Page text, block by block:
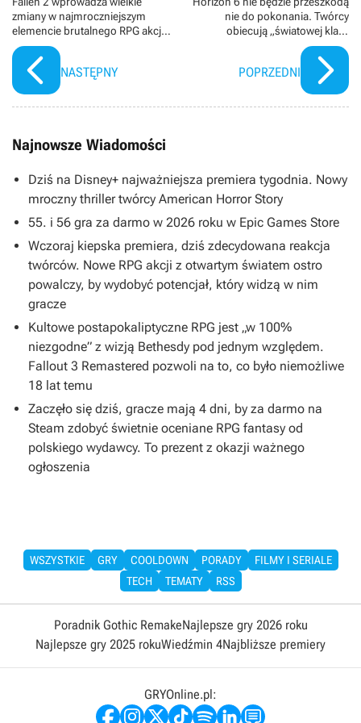
zmiany w najmroczniejszym
elemencie brutalnego RPG akcji.
To „otwarta rana, która kipi nowo
odkrytym głodem”
NASTĘPNY
nie do pokonania. Twórcy
obiecują „światowej klasy
wrażenia”, ujawniając
wymagania sprzętowe
POPRZEDNI
Najnowsze Wiadomości
Dziś na Disney+ najważniejsza premiera tygodnia. Nowy
mroczny thriller twórcy American Horror Story
55. i 56 gra za darmo w 2026 roku w Epic Games Store
Wczoraj kiepska premiera, dziś zdecydowana reakcja
twórców. Nowe RPG akcji z otwartym światem ostro
powalczy, by wydobyć potencjał, który widzą w nim
gracze
Kultowe postapokaliptyczne RPG jest „w 100%
niezgodne” z wizją Bethesdy pod jednym względem.
Fallout 3 Remastered pozwoli na to, co było niemożliwe
18 lat temu
Zaczęło się dziś, gracze mają 4 dni, by za darmo na
Steam zdobyć świetnie oceniane RPG fantasy od
polskiego wydawcy. To prezent z okazji ważnego
ogłoszenia
WSZYSTKIE GRY COOLDOWN PORADY
FILMY I SERIALE
TECH
TEMATY RSS
Poradnik Gothic RemakeNajlepsze gry 2026 roku
Najlepsze gry 2025 rokuWiedźmin 4Najbliższe premiery
GRYOnline.pl: